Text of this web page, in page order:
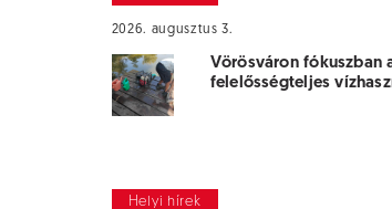
2026. augusztus 3.
Vörösváron fókuszban
felelősségteljes
Helyi hírek